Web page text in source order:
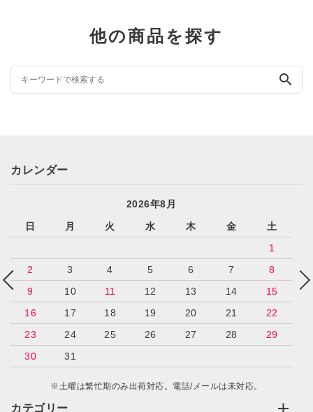
他の商品を探す
search
カテゴリー
カレンダー
2026年8月
日
月 火 水 木 金
土
1
2
3 4 5 6 7
8
9
10 11 12 13 14
15
16
17 18 19 20 21
22
23
24 25 26 27 28
29
30
31
※土曜は繁忙期のみ出荷対応。電話/メールは未対応。